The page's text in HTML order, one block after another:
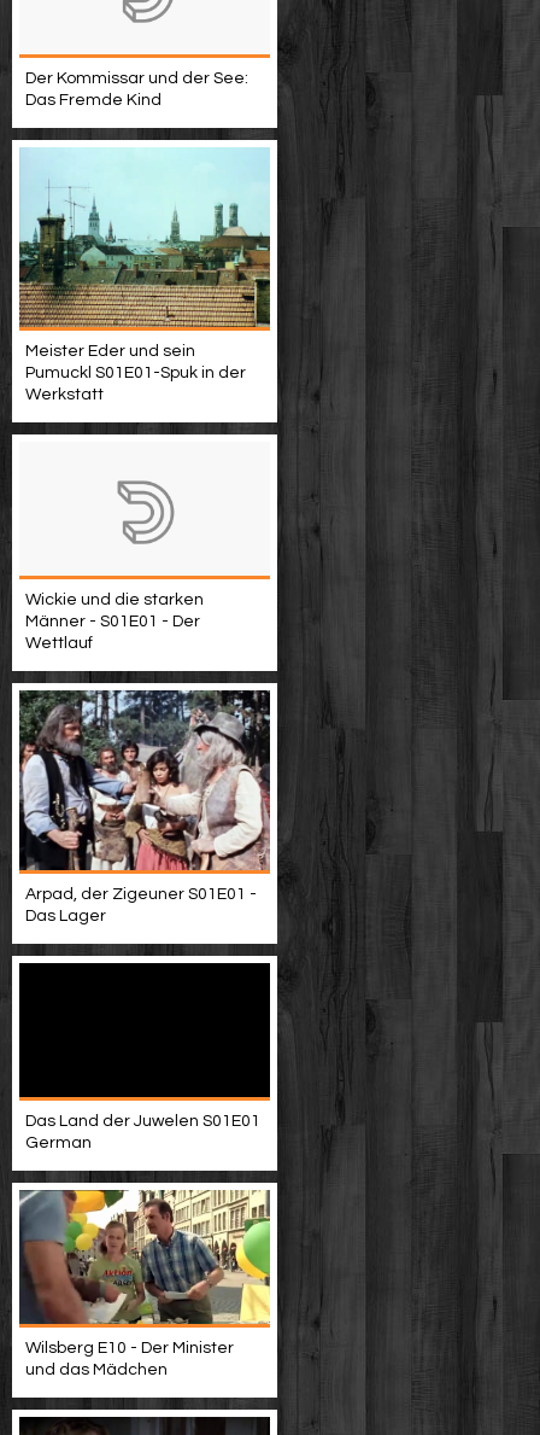
Der Kommissar und der See:
Das Fremde Kind
Meister Eder und sein
Pumuckl S01E01-Spuk in der
Werkstatt
Wickie und die starken
Männer - S01E01 - Der
Wettlauf
Arpad, der Zigeuner S01E01 -
Das Lager
Das Land der Juwelen S01E01
German
Wilsberg E10 - Der Minister
und das Mädchen